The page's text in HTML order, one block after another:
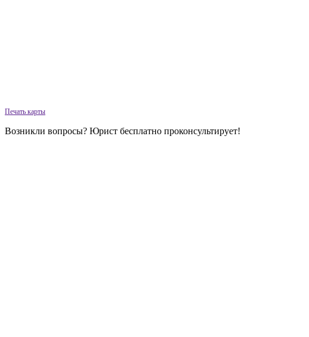
Печать карты
Возникли вопросы? Юрист бесплатно проконсультирует!